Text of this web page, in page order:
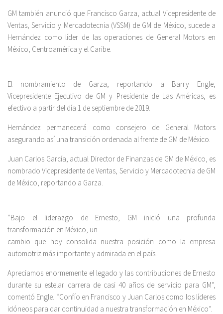
GM también anunció que Francisco Garza, actual Vicepresidente de
Ventas, Servicio y Mercadotecnia (VSSM) de GM de México, sucede a
Hernández como líder de las operaciones de General Motors en
México, Centroamérica y el Caribe.
El nombramiento de Garza, reportando a Barry Engle,
Vicepresidente Ejecutivo de GM y Presidente de Las Américas, es
efectivo a partir del día 1 de septiembre de 2019.
Hernández permanecerá como consejero de General Motors
asegurando así una transición ordenada al frente de GM de México.
Juan Carlos García, actual Director de Finanzas de GM de México, es
nombrado Vicepresidente de Ventas, Servicio y Mercadotecnia de GM
de México, reportando a Garza.
“Bajo el liderazgo de Ernesto, GM inició una profunda
transformación en México, un
cambio que hoy consolida nuestra posición como la empresa
automotriz más importante y admirada en el país.
Apreciamos enormemente el legado y las contribuciones de Ernesto
durante su estelar carrera de casi 40 años de servicio para GM”,
comentó Engle. “Confío en Francisco y Juan Carlos como los líderes
idóneos para dar continuidad a nuestra transformación en México”.